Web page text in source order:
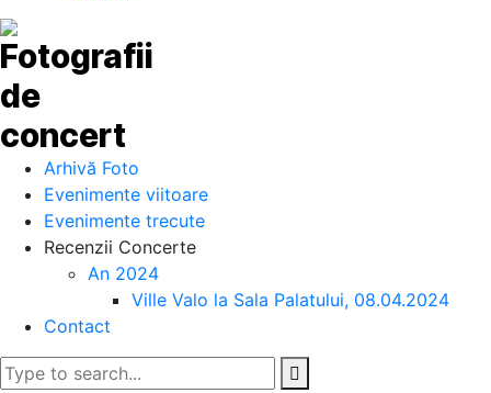
Arhivă Foto
Evenimente viitoare
Evenimente trecute
Recenzii Concerte
An 2024
Ville Valo la Sala Palatului, 08.04.2024
Contact